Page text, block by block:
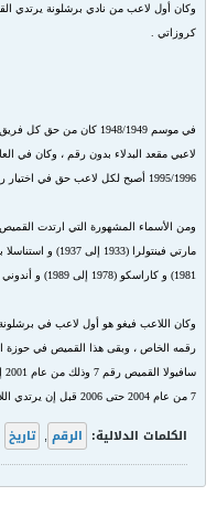
كروزاتي .
1995/1996 أصبح لكل لاعب حق في اختيار رقمه المفضل .
1981) و كاراسكو (1978 إلى 1989) و أندوني (1990 إلى 1994) .
7 من عام 2004 حتى 2006 قبل إن يرتدي اللاعب غوديونسون القميص من عام 2006 حتى 2009 .
الكلمات الدلالية: الرقم , تاريخ